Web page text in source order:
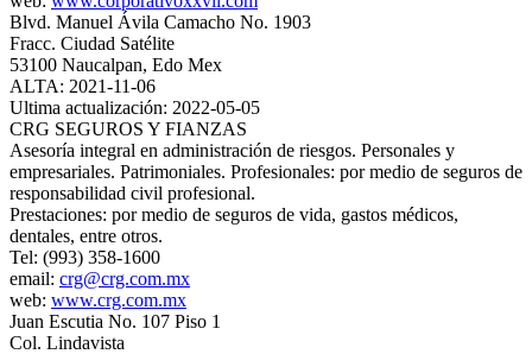
Blvd. Manuel Ávila Camacho No. 1903
Fracc. Ciudad Satélite
53100 Naucalpan, Edo Mex
ALTA: 2021-11-06
Ultima actualización: 2022-05-05
CRG SEGUROS Y FIANZAS
Asesoría integral en administración de riesgos. Personales y
empresariales. Patrimoniales. Profesionales: por medio de seguros de
responsabilidad civil profesional.
Prestaciones: por medio de seguros de vida, gastos médicos,
dentales, entre otros.
Tel: (993) 358-1600
email: crg@crg.com.mx
web: www.crg.com.mx
Juan Escutia No. 107 Piso 1
Col. Lindavista